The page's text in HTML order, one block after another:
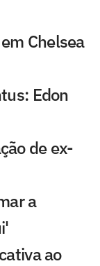
Chelsea
Edon
de ex-
a
ao